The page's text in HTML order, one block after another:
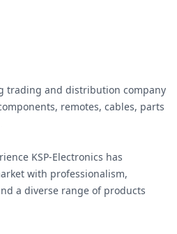
trading and distribution company
remotes, cables, parts
KSP-Electronics has
with professionalism,
a diverse range of products